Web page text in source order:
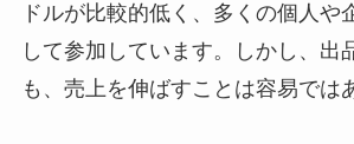
ドルが比較的低く、多くの個人や
して参加しています。しかし、出
も、売上を伸ばすことは容易では